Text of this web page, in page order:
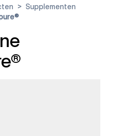
> Supplementen